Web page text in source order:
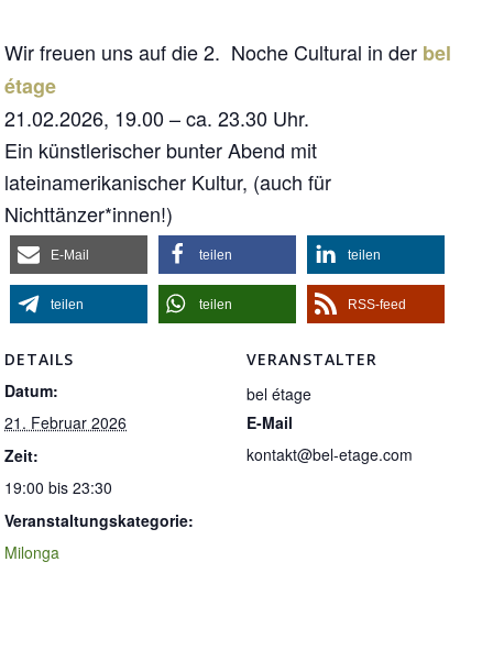
Wir freuen uns auf die 2. Noche Cultural in der bel
étage
21.02.2026, 19.00 – ca. 23.30 Uhr.
Ein künstlerischer bunter Abend mit
lateinamerikanischer Kultur, (auch für
Nichttänzer*innen!)
E-Mail teilen teilen
teilen teilen RSS-feed
DETAILS
Datum:
21. Februar 2026
Zeit:
19:00 bis 23:30
Veranstaltungskategorie:
Milonga
VERANSTALTER
bel étage
E-Mail
kontakt@bel-etage.com